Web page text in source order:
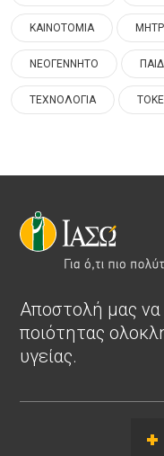
ΚΑΙΝΟΤΟΜΙΑ
ΝΕΟΓΕΝΝΗΤΟ ΠΑΙΔΙ
ΤΕΧΝΟΛΟΓΙΑ
Αποστολή μας
ποιότητας
υγείας.